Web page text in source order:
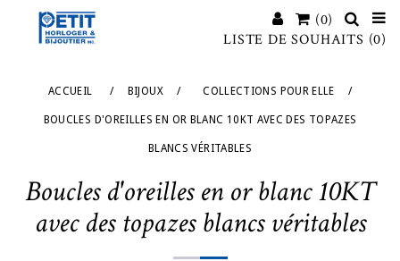
(0)
LISTE DE SOUHAITS (0)
ACCUEIL / BIJOUX / COLLECTIONS POUR ELLE /
BOUCLES D'OREILLES EN OR BLANC 10KT AVEC DES TOPAZES
BLANCS VÉRITABLES
Boucles d'oreilles en or blanc 10KT
avec des topazes blancs véritables